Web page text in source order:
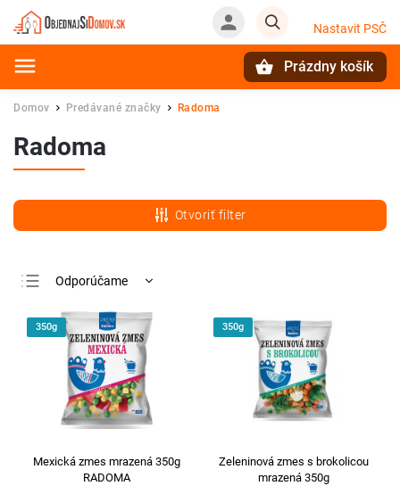
Nastavit PSČ
Prázdny košík
Domov / Predávané značky / Radoma
Radoma
Otvoriť filter
Odporúčame
Najlacnejšie
Najdrahšie
Najpredávanejšie
Abecedne
350g
Mexická zmes mrazená 350g
RADOMA
350g
Zeleninová zmes s brokolicou
mrazená 350g